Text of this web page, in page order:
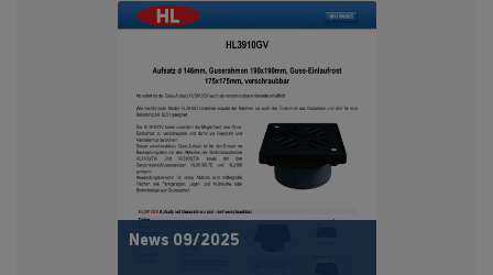
News 09/2025